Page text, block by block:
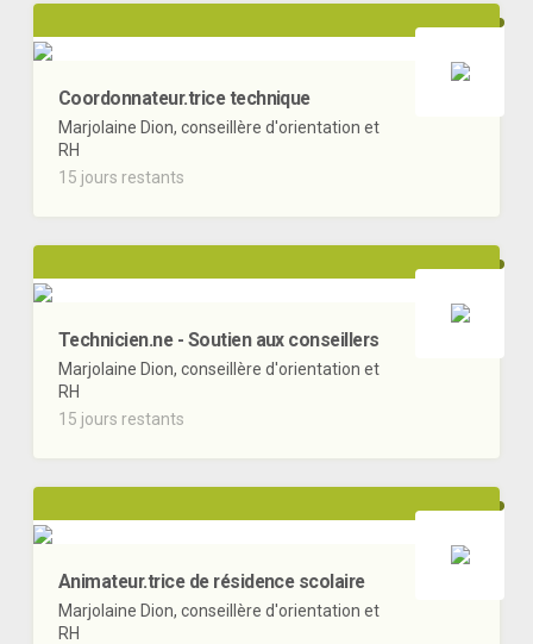
Coordonnateur.trice technique
Marjolaine Dion, conseillère d'orientation et
RH
15 jours restants
Technicien.ne - Soutien aux conseillers
Marjolaine Dion, conseillère d'orientation et
RH
15 jours restants
Animateur.trice de résidence scolaire
Marjolaine Dion, conseillère d'orientation et
RH